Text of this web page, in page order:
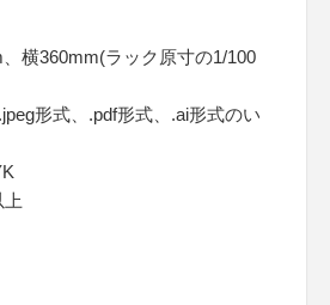
横360mm(ラック原寸の1/100
形式、.pdf形式、.ai形式のい